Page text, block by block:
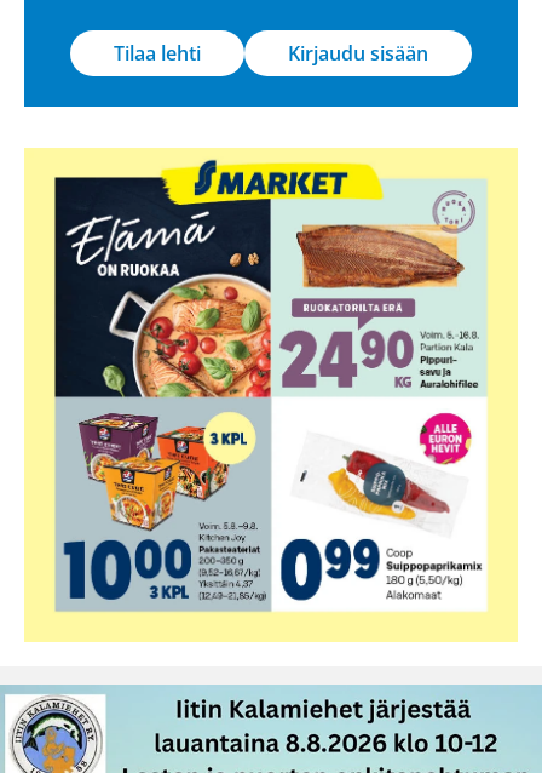
Tilaa lehti Kirjaudu sisään